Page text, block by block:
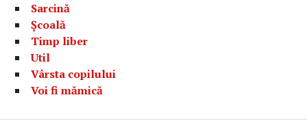
Sarcină
Școală
Timp liber
Util
Vârsta copilului
Voi fi mămică